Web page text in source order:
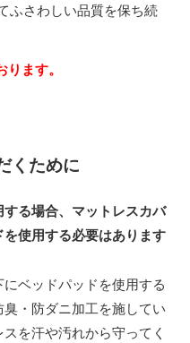
ふさわしい品質を保ち続
ます。
くために
る場合、マットレスカバ
使用する必要はあります
ベッドパッドを使用する
・防ダニ加工を施してい
を汗や汚れから守ってく